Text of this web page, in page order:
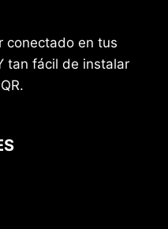
conectado en tus
tan fácil de instalar